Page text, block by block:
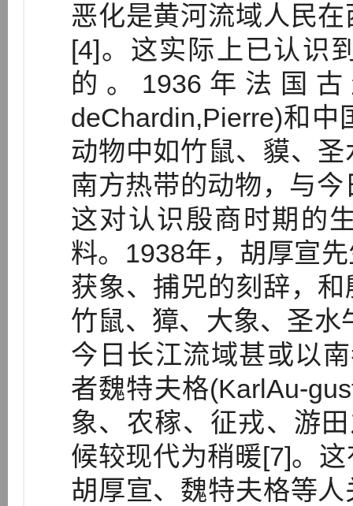
恶化是黄河流域人民
[4]。这实际上已认识
的。1936年法国
deChardin,Pierre)和
动物中如竹鼠、貘、
南方热带的动物，与
这对认识殷商时期的
料。1938年，胡厚宣
获象、捕兕的刻辞，
竹鼠、獐、大象、圣水
今日长江流域甚或以
者魏特夫格(KarlAu-
象、农稼、征戎、游
候较现代为稍暖[7]。
胡厚宣、魏特夫格等